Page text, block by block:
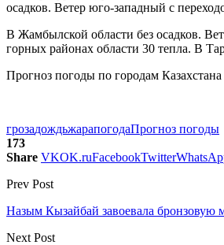
осадков. Ветер юго-западный с
В Жамбылской области без осадков.
горных районах области 30 тепла. В
Прогноз погоды по городам Казахстана
грозадождьжарапогодаПрогноз погоды
173
Share VKOK.ruFacebookTwitter
Prev Post
Назым Кызайбай завоевала бронзовую
Next Post